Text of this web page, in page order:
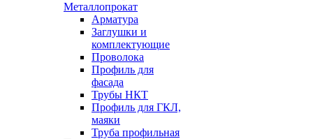
Металлопрокат
Арматура
Заглушки и
комплектующие
Проволока
Профиль для
фасада
Трубы НКТ
Профиль для ГКЛ,
маяки
Труба профильная